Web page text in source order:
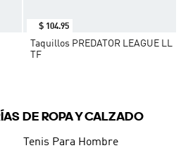
$ 104.95
Taquillos PREDATOR LEAGUE LL
TF
DE ROPA Y CALZADO
Tenis Para Hombre